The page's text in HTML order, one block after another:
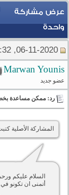
عرض مشاركة
واحدة
‪Marwan Younis‬‏
عضو جديد
رد: ممكن مساعدة
المشاركة الأصلية
السلام عليكم
أتمنى ان تكونو